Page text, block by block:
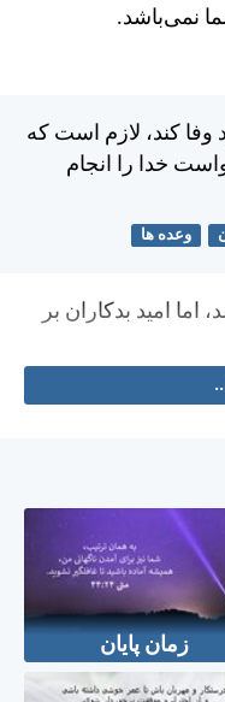
نمی‌باشد.
وفا كند، لازم است كه
خدا را انجام
وعده ها
اميد بدكاران بر
زمان پایان